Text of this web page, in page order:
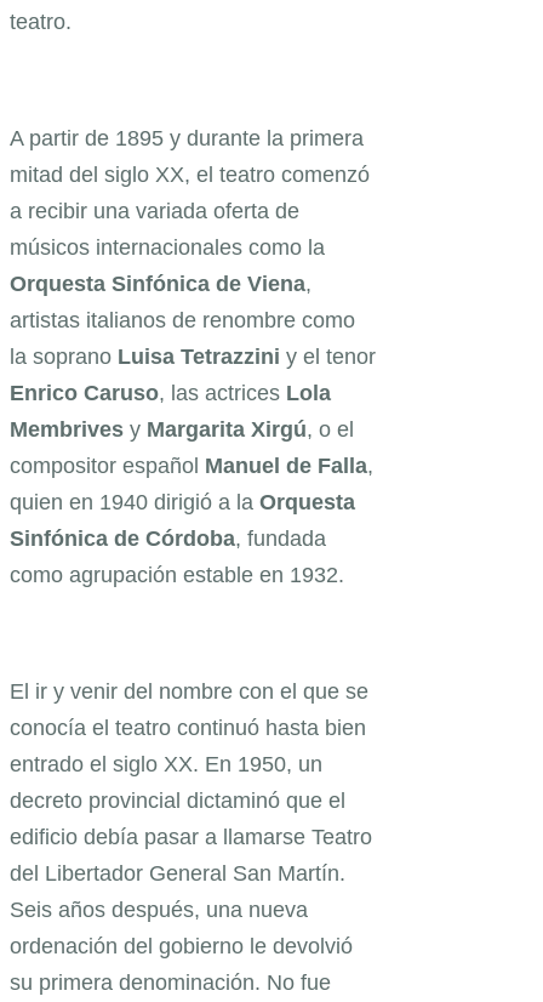
teatro.
A partir de 1895 y durante la primera
mitad del siglo XX, el teatro comenzó
a recibir una variada oferta de
músicos internacionales como la
Orquesta Sinfónica de Viena,
artistas italianos de renombre como
la soprano Luisa Tetrazzini y el tenor
Enrico Caruso, las actrices Lola
Membrives y Margarita Xirgú, o el
compositor español Manuel de Falla,
quien en 1940 dirigió a la Orquesta
Sinfónica de Córdoba, fundada
como agrupación estable en 1932.
El ir y venir del nombre con el que se
conocía el teatro continuó hasta bien
entrado el siglo XX. En 1950, un
decreto provincial dictaminó que el
edificio debía pasar a llamarse Teatro
del Libertador General San Martín.
Seis años después, una nueva
ordenación del gobierno le devolvió
su primera denominación. No fue